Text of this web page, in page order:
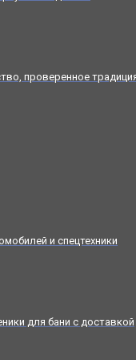
проверенное
и спецтехники
для бани с доставкой